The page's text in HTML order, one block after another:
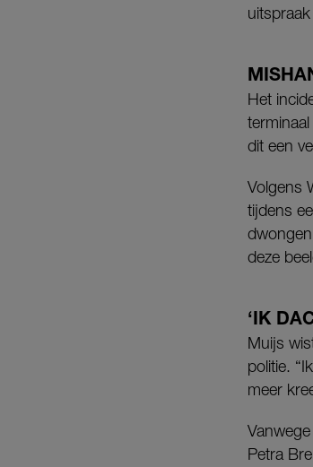
Het
dit een
Volgens
tijdens
deze
‘IK
Muijs
politie.
meer
Petra